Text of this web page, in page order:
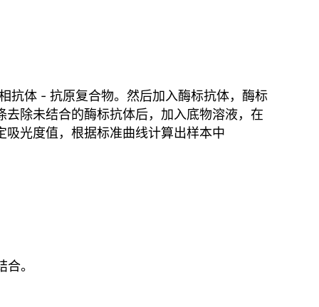
抗体 - 抗原复合物。然后加入酶标抗体，酶标
除未结合的酶标抗体后，加入底物溶液，在
吸光度值，根据标准曲线计算出样本中
。